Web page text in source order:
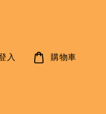
入 購物車